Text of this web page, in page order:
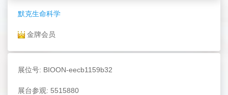
默克生命科学
金牌会员
展位号: BIOON-eecb1159b32
展台参观: 5515880